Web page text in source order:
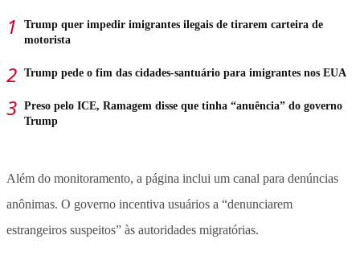
Trump quer impedir imigrantes ilegais de tirarem carteira de
motorista
Trump pede o fim das cidades-santuário para imigrantes nos EUA
Preso pelo ICE, Ramagem disse que tinha “anuência” do governo
Trump
Além do monitoramento, a página inclui um canal para denúncias
anônimas. O governo incentiva usuários a “denunciarem
estrangeiros suspeitos” às autoridades migratórias.